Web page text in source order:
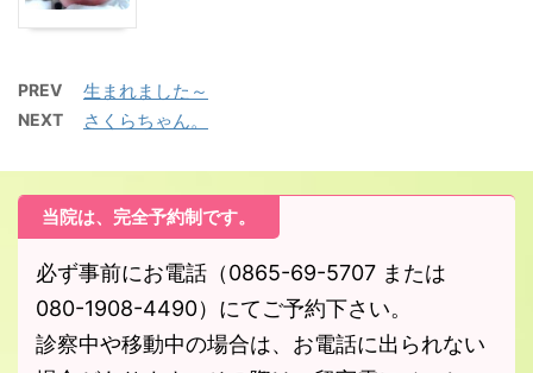
PREV 生まれました～
NEXT さくらちゃん。
当院は、完全予約制です。
必ず事前にお電話（0865-69-5707 または
080-1908-4490）にてご予約下さい。
診察中や移動中の場合は、お電話に出られない